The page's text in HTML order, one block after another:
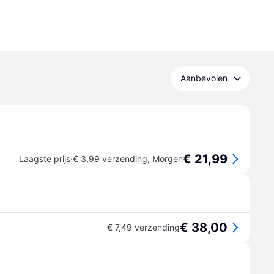
Aanbevolen
Laagste prijs·€ 3,99 verzending, Morgen€ 21,99
€ 7,49 verzending€ 38,00